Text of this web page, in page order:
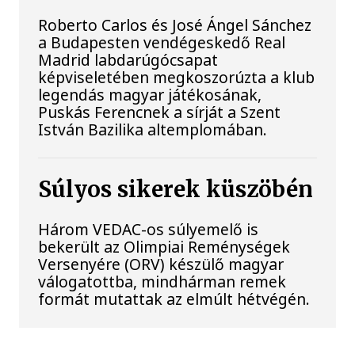
Roberto Carlos és José Ángel Sánchez
a Budapesten vendégeskedő Real
Madrid labdarúgócsapat
képviseletében megkoszorúzta a klub
legendás magyar játékosának,
Puskás Ferencnek a sírját a Szent
István Bazilika altemplomában.
Súlyos sikerek küszöbén
Három VEDAC-os súlyemelő is
bekerült az Olimpiai Reménységek
Versenyére (ORV) készülő magyar
válogatottba, mindhárman remek
formát mutattak az elmúlt hétvégén.